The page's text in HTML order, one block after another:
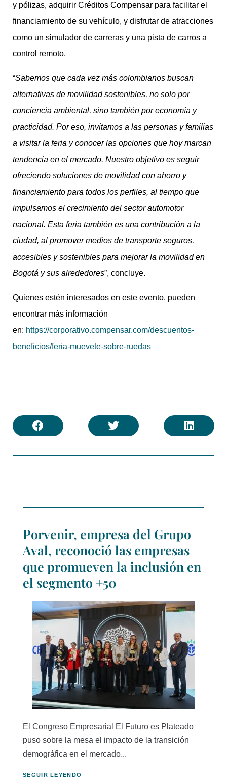
y pólizas, adquirir Créditos Compensar para facilitar el
financiamiento de su vehículo, y disfrutar de atracciones
como un simulador de carreras y una pista de carros a
control remoto.
“Sabemos que cada vez más colombianos buscan
alternativas de movilidad sostenibles, no solo por
conciencia ambiental, sino también por economía y
practicidad. Por eso, invitamos a las personas y familias
a visitar la feria y conocer las opciones que hoy marcan
tendencia en el mercado. Nuestro objetivo es seguir
ofreciendo soluciones de movilidad con ahorro y
financiamiento para todos los perfiles, al tiempo que
impulsamos el crecimiento del sector automotor
nacional. Esta feria también es una contribución a la
ciudad, al promover medios de transporte seguros,
accesibles y sostenibles para mejorar la movilidad en
Bogotá y sus alrededores”, concluye.
Quienes estén interesados en este evento, pueden
encontrar más información
en: https://corporativo.compensar.com/descuentos-
beneficios/feria-muevete-sobre-ruedas
Porvenir, empresa del Grupo
Aval, reconoció las empresas
que promueven la inclusión en
el segmento +50
El Congreso Empresarial El Futuro es Plateado
puso sobre la mesa el impacto de la transición
demográfica en el mercado...
SEGUIR LEYENDO